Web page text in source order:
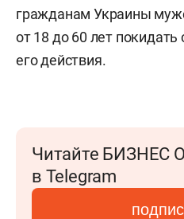
гражданам Украины
от 18 до 60 лет покидать
его действия.
Читайте БИЗНЕС
в Telegram